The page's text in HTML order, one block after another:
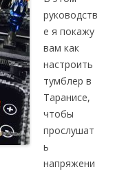
руководств
е я покажу
вам как
настроить
тумблер в
Таранисе,
чтобы
прослушат
ь
напряжени